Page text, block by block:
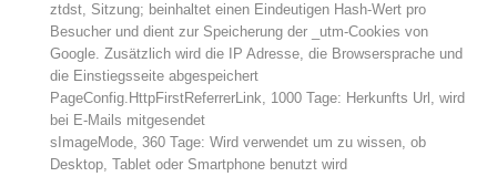
ztdst, Sitzung; beinhaltet einen Eindeutigen Hash-Wert pro
Besucher und dient zur Speicherung der _utm-Cookies von
Google. Zusätzlich wird die IP Adresse, die Browsersprache und
die Einstiegsseite abgespeichert
PageConfig.HttpFirstReferrerLink, 1000 Tage: Herkunfts Url, wird
bei E-Mails mitgesendet
sImageMode, 360 Tage: Wird verwendet um zu wissen, ob
Desktop, Tablet oder Smartphone benutzt wird